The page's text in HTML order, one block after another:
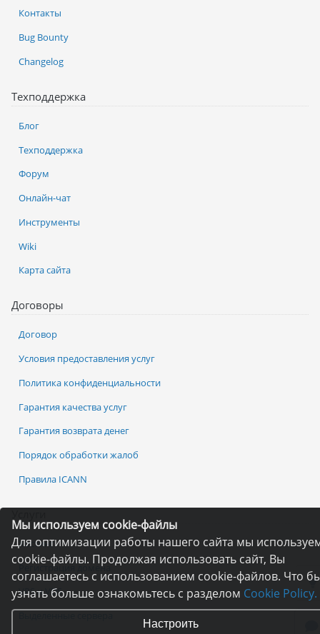
Мы используем cookie-файлы
Для оптимизации работы нашего сайта мы
cookie-файлы. Продолжая использовать сайт, Вы
соглашаетесь с использованием cookie-файлов. Что
узнать больше ознакомьтесь с разделом Cookie Policy.
Настроить
Хостинг
Регистрация домена
VPS и VDS
Контакты
Bug Bounty
Changelog
Техподдержка
Блог
Техподдержка
Форум
Онлайн-чат
Инструменты
Wiki
Карта сайта
Договоры
Договор
Условия предоставления услуг
Политика конфиденциальности
Гарантия качества услуг
Гарантия возврата денег
Порядок обработки жалоб
Правила ICANN